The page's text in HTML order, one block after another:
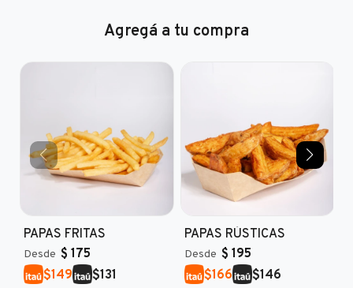
Agregá a tu compra
PAPAS FRITAS
Desde $ 175
$131
$149
PAPAS RÚSTICAS
Desde $ 195
$146
$166